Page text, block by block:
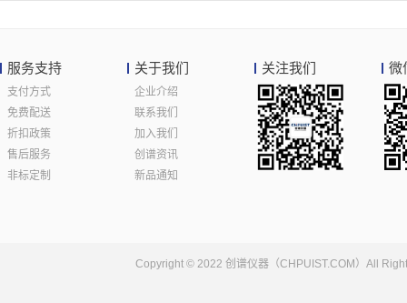
服务支持
支付方式
免费配送
折扣政策
售后服务
非标定制
关于我们
企业介绍
联系我们
加入我们
创谱资讯
新品通知
关注我们 微
Copyright © 2022 创谱仪器（CHPUIST.COM）All